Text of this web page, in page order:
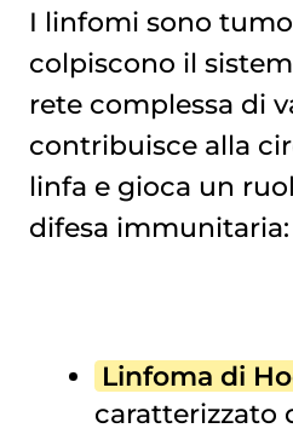
I linfomi sono
colpiscono il
rete complessa di
contribuisce alla
linfa e gioca un
difesa immunitaria:
Linfoma di
caratterizzato